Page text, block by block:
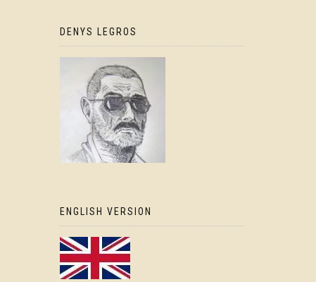
DENYS LEGROS
ENGLISH VERSION